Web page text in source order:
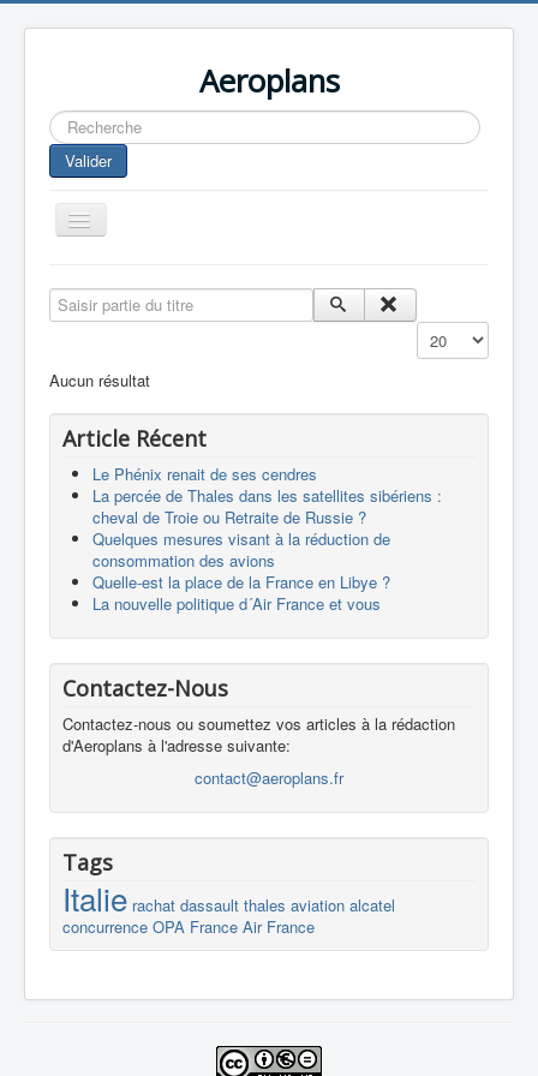
Aeroplans
Rechercher
Valider
Toggle
Navigation
Aviation Commerciale
Europespace
Drones
Saisir partie du titre
Affichage #
Aucun résultat
Article Récent
Le Phénix renait de ses cendres
La percée de Thales dans les satellites sibériens :
cheval de Troie ou Retraite de Russie ?
Quelques mesures visant à la réduction de
consommation des avions
Quelle-est la place de la France en Libye ?
La nouvelle politique d´Air France et vous
Contactez-Nous
Contactez-nous ou soumettez vos articles à la rédaction
d'Aeroplans à l'adresse suivante:
contact@aeroplans.fr
Tags
Italie rachat dassault thales aviation alcatel
concurrence OPA France Air France